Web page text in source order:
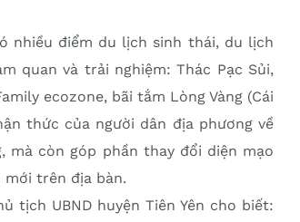
nhiều điểm du lịch sinh thái, du lịch
quan và trải nghiệm: Thác Pạc Sủi,
ecozone, bãi tắm Lòng Vàng (Cái
thức của người dân địa phương về
mà còn góp phần thay đổi diện mạo
trên địa bàn.
tịch UBND huyện Tiên Yên cho biết: